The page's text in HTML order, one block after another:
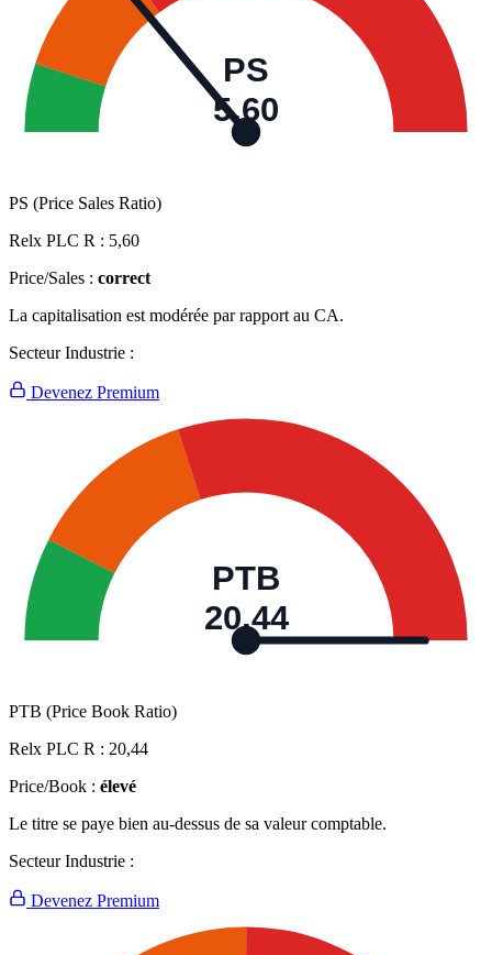
PS
5,60
PS (Price Sales Ratio)
Relx PLC R : 5,60
Price/Sales : correct
La capitalisation est modérée par rapport au CA.
Secteur Industrie :
Devenez Premium
PTB
20,44
PTB (Price Book Ratio)
Relx PLC R : 20,44
Price/Book : élevé
Le titre se paye bien au-dessus de sa valeur comptable.
Secteur Industrie :
Devenez Premium